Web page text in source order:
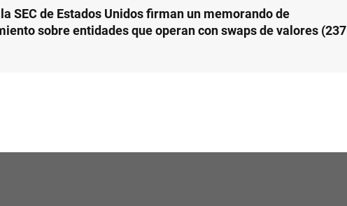
la SEC de Estados Unidos firman un memorando de
sobre entidades que operan con swaps de valores (237